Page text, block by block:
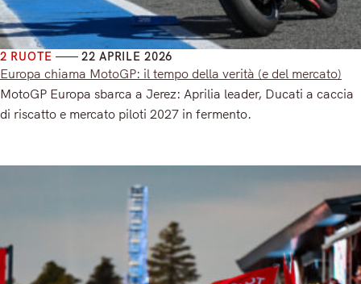
2 RUOTE 22 APRILE 2026
Europa chiama MotoGP: il tempo della verità (e del mercato)
MotoGP Europa sbarca a Jerez: Aprilia leader, Ducati a caccia
di riscatto e mercato piloti 2027 in fermento.